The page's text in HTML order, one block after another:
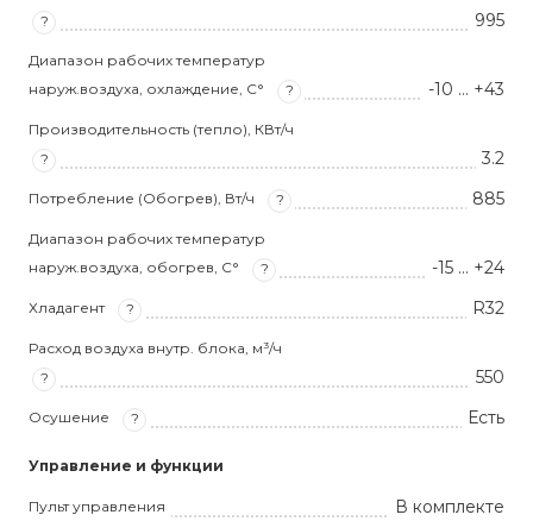
?
995
Диапазон рабочих температур
наруж.воздуха, охлаждение, С°
? -10 … +43
Производительность (тепло), КВт/ч
?
3.2
Потребление (Обогрев), Вт/ч ? 885
Диапазон рабочих температур
наруж.воздуха, обогрев, С°
? -15 … +24
Хладагент ? R32
Расход воздуха внутр. блока, м³/ч
?
550
Осушение ? Есть
Управление и функции
Пульт управления В комплекте